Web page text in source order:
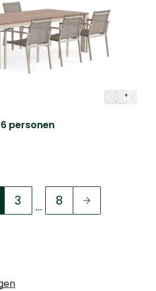
+
personen
momenteel pagina
Pagina
3 ... Pagina
8